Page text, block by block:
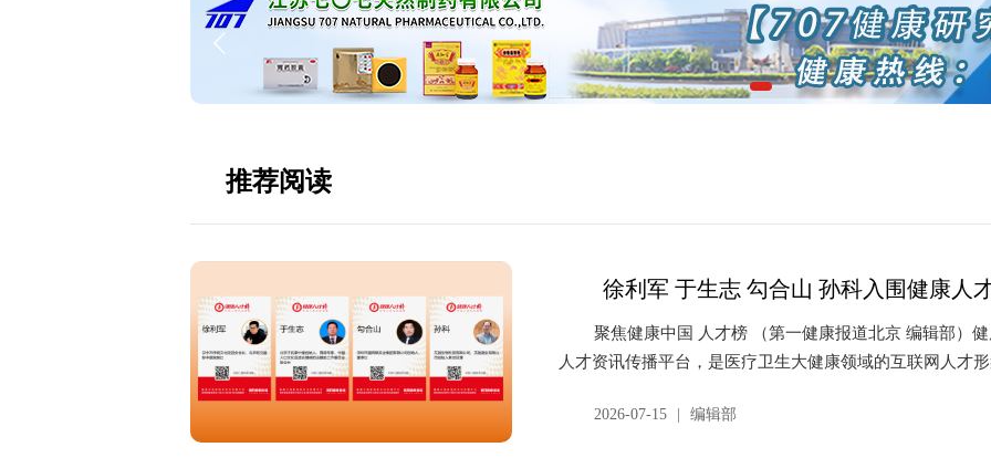
推荐阅读
徐利军 于生志 勾合山 孙科入围健康人
聚焦健康中国 人才榜 （第一健康报道北京 编辑部）
人才资讯传播平台，是医疗卫生大健康领域的互联网人才
2026-07-15 编辑部